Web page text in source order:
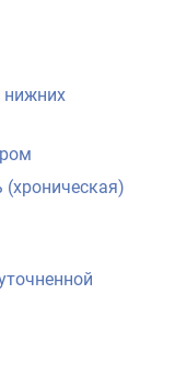
нижних
(хроническая)